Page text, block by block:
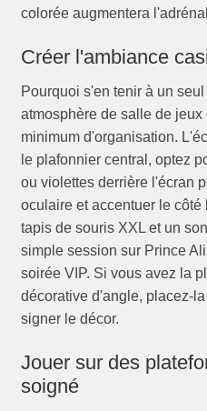
colorée augmentera
Créer l'ambiance
Pourquoi s'en tenir à un
atmosphère de salle de
minimum d'organisation.
le plafonnier central, optez
ou violettes derrière l'écran
oculaire et accentuer le
tapis de souris XXL et un
simple session sur Prince
soirée VIP. Si vous avez la
décorative d'angle, placez-
signer le décor.
Jouer sur des
soigné